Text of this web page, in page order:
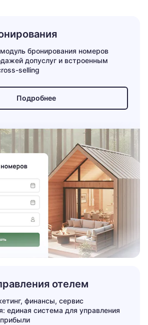
бронирования номеров
допуслуг и встроенным
selling
Подробнее
отелем
финансы, сервис
единая система для управления